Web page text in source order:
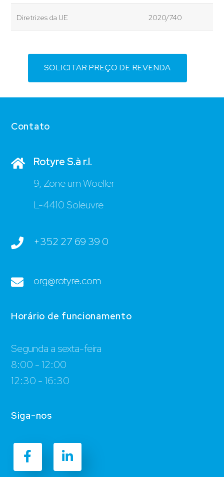
Diretrizes da UE 2020/740
SOLICITAR PREÇO DE REVENDA
Contato
Rotyre S.à r.l.
9, Zone um Woeller
L-4410 Soleuvre
+352 27 69 39 0
org@rotyre.com
Horário de funcionamento
Segunda a sexta-feira
8:00 - 12:00
12:30 - 16:30
Siga-nos